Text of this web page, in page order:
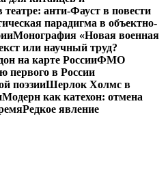
театре: анти-Фауст в повести
парадигма в объектно-
Монография «Новая военная
или научный труд?
на карте РоссииФМО
первого в России
поэзииШерлок Холмс в
Модерн как катехон: отмена
Редкое явление